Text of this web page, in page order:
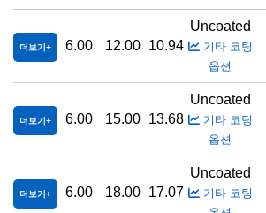
더보기 6.00 12.00 10.94
Uncoated
기타 코팅
옵션
더보기 6.00 15.00 13.68
Uncoated
기타 코팅
옵션
더보기 6.00 18.00 17.07
Uncoated
기타 코팅